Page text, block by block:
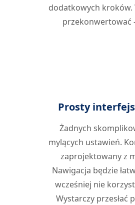
dodatkowych kroków.
przekonwertować
Prosty
Żadnych
mylących ustawień.
zaprojektowany z
Nawigacja będzie
wcześniej nie
Wystarczy przesłać